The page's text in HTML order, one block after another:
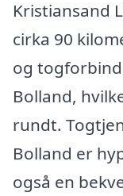
Kristiansand
cirka 90
og
Bolland,
rundt.
Bolland er
også en